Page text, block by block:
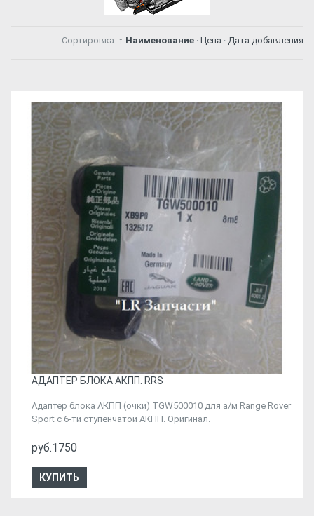
Сортировка: ↑ Наименование · Цена · Дата добавления
АДАПТЕР БЛОКА АКПП. RRS
Адаптер блока АКПП (очки) TGW500010 для а/м Range Rover
Sport с 6-ти ступенчатой АКПП. Оригинал.
руб.1750
КУПИТЬ